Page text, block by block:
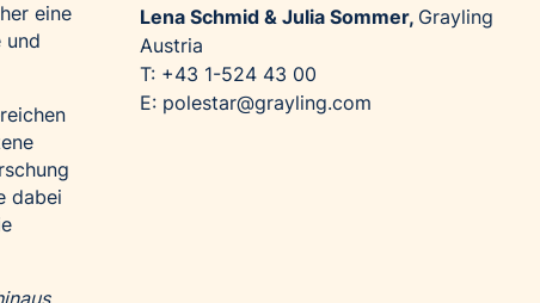
eine
und
dabei
Lena Schmid & Julia Sommer, Grayling
Austria
T: +43 1-524 43 00
E: polestar@grayling.com